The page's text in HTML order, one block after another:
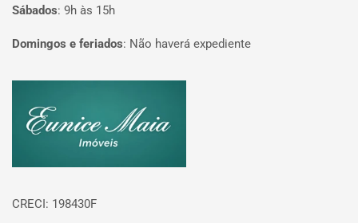
Sábados: 9h às 15h
Domingos e feriados: Não haverá expediente
CRECI: 198430F